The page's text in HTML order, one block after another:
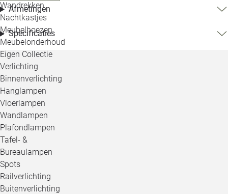
Wandrekken
Nachtkastjes
Meubelhoezen
Meubelonderhoud
Eigen Collectie
Verlichting
Binnenverlichting
Hanglampen
Vloerlampen
Wandlampen
Plafondlampen
Tafel- &
Bureaulampen
Spots
Railverlichting
Buitenverlichting
Afmetingen
Specificaties